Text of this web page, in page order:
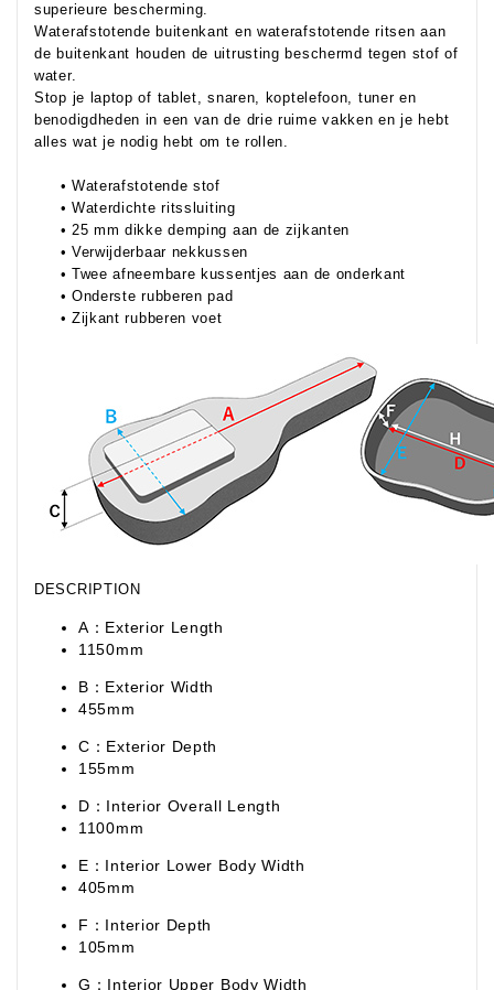
superieure bescherming.
Waterafstotende buitenkant en waterafstotende ritsen aan
de buitenkant houden de uitrusting beschermd tegen stof of
water.
Stop je laptop of tablet, snaren, koptelefoon, tuner en
benodigdheden in een van de drie ruime vakken en je hebt
alles wat je nodig hebt om te rollen.
• Waterafstotende stof
• Waterdichte ritssluiting
• 25 mm dikke demping aan de zijkanten
• Verwijderbaar nekkussen
• Twee afneembare kussentjes aan de onderkant
• Onderste rubberen pad
• Zijkant rubberen voet
DESCRIPTION
A：Exterior Length
1150mm
B：Exterior Width
455mm
C：Exterior Depth
155mm
D：Interior Overall Length
1100mm
E：Interior Lower Body Width
405mm
F：Interior Depth
105mm
G：Interior Upper Body Width